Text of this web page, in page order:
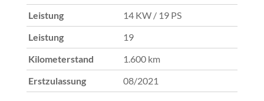
Leistung 14 KW / 19 PS
Leistung 19
Kilometerstand 1.600 km
Erstzulassung 08/2021